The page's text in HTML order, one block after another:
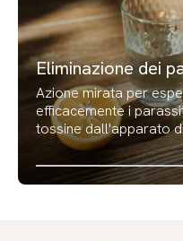
Eliminazione dei
Azione mirata per
efficacemente i
tossine dall'apparato